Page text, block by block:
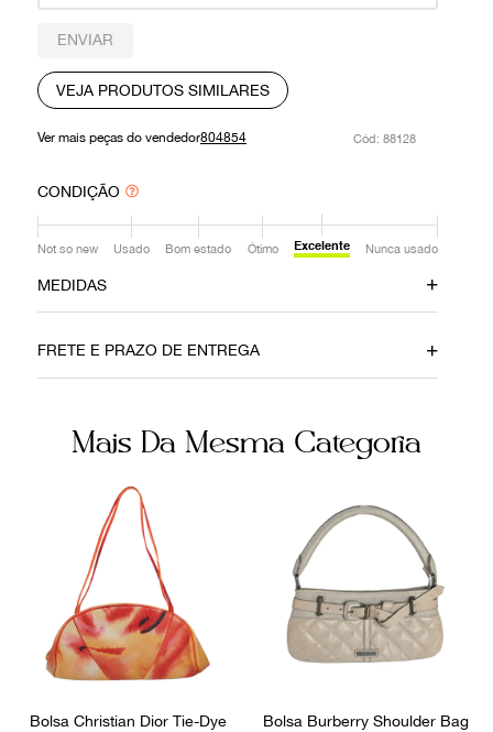
ENVIAR
VEJA PRODUTOS SIMILARES
Ver mais peças do vendedor804854 : 88128
CONDIÇÃO
Not so new Usado Bom estado Ótimo Excelente Nunca usado
MEDIDAS
Médio 36cm
Ainda com dúvidas sobre as medidas? Fale com a nossa
FRETE E PRAZO DE ENTREGA
Mais Da Mesma Categoria
Bolsa Christian Dior Tie-Dye
Bolsa Burberry Shoulder Bag